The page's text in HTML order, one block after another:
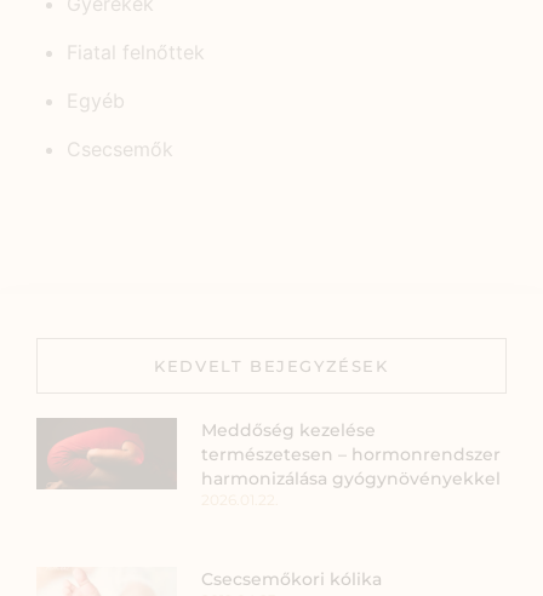
Fiatal felnőttek
Egyéb
Csecsemők
KEDVELT BEJEGYZÉSEK
Meddőség kezelése
természetesen – hormonrendszer
harmonizálása gyógynövényekkel
Csecsemőkori kólika